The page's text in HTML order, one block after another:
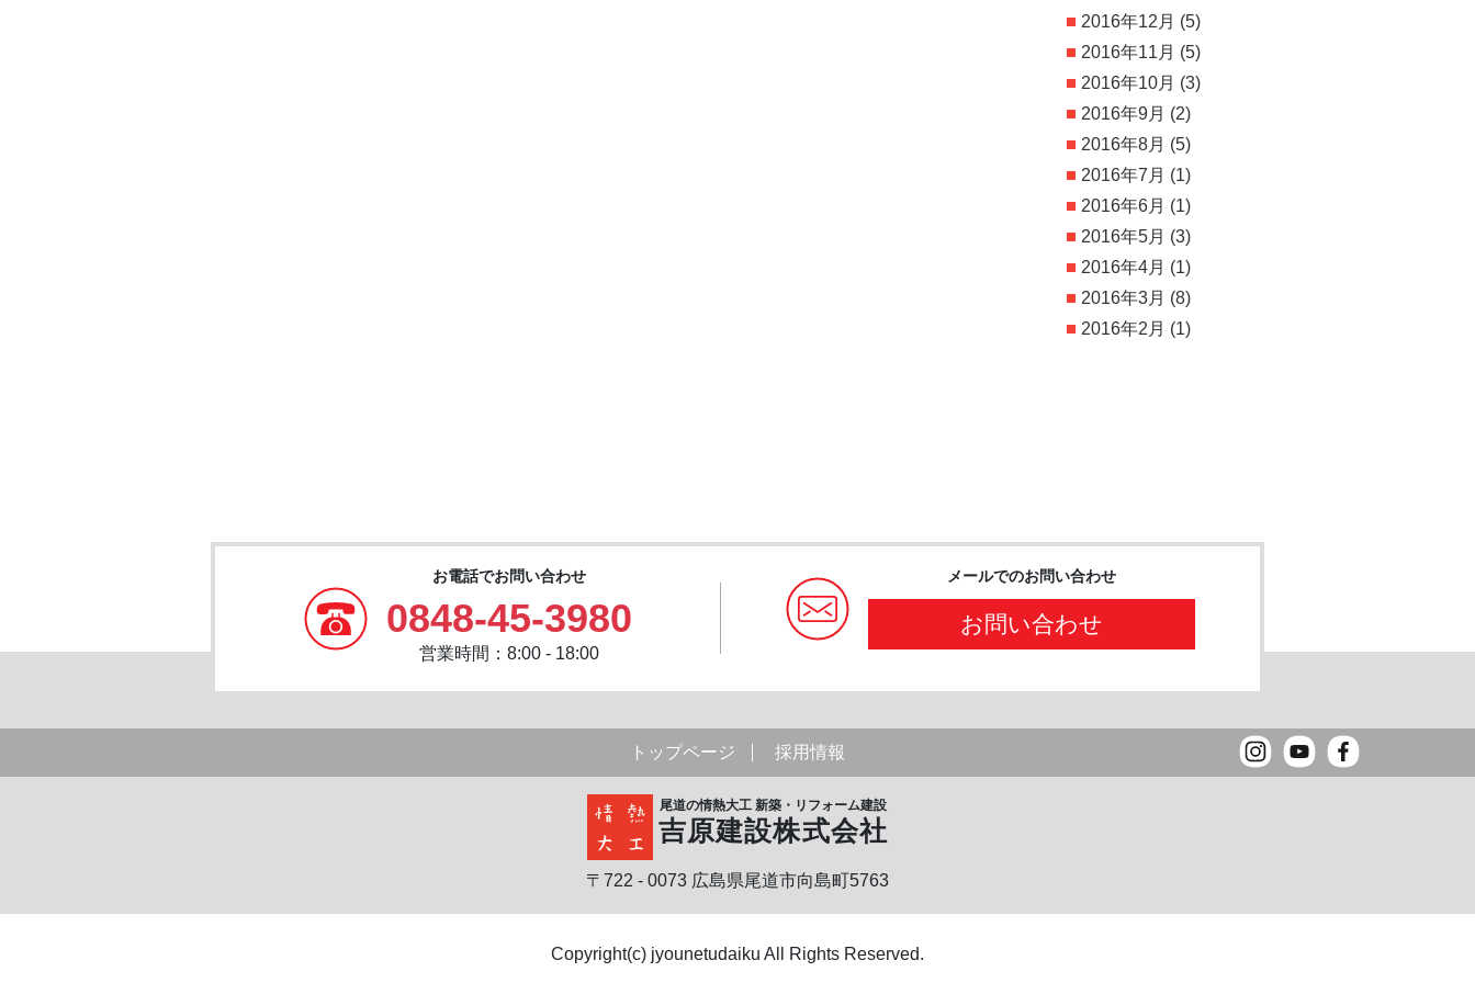
2016年12月 (5)
2016年11月 (5)
2016年10月 (3)
2016年9月 (2)
2016年8月 (5)
2016年7月 (1)
2016年6月 (1)
2016年5月 (3)
2016年4月 (1)
2016年3月 (8)
2016年2月 (1)
お電話でお問い合わせ
0848-45-3980
営業時間：8:00 - 18:00
メールでのお問い合わせ
お問い合わせ
トップページ 採用情報
尾道の情熱大工 新築・リフォーム建設
吉原建設株式会社
〒722 - 0073 広島県尾道市向島町5763
Copyright(c) jyounetudaiku All Rights Reserved.